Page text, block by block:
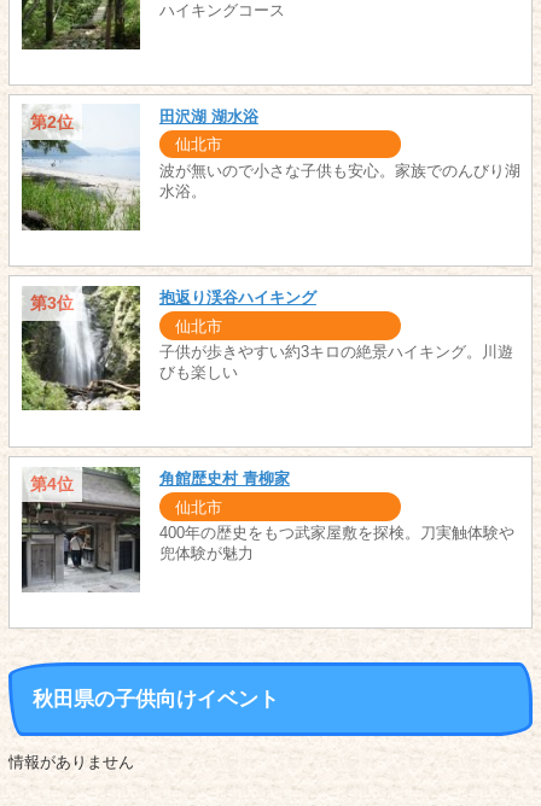
ハイキングコース
第2位 田沢湖 湖水浴
仙北市
波が無いので小さな子供も安心。家族でのんびり湖
水浴。
第3位 抱返り渓谷ハイキング
仙北市
子供が歩きやすい約3キロの絶景ハイキング。川遊
びも楽しい
第4位 角館歴史村 青柳家
仙北市
400年の歴史をもつ武家屋敷を探検。刀実触体験や
兜体験が魅力
秋田県の子供向けイベント
情報がありません